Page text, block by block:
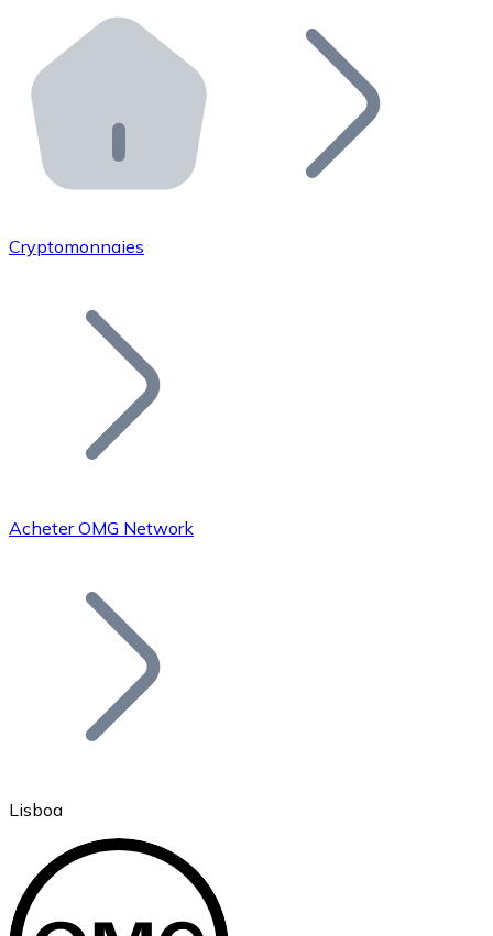
Distributeurs automatiques Bitnovo
Intégrez un ATM Bitnovo dans votre entreprise et
API Bitnovo
Intégrez notre API dans votre écosystème.
Rejoignez notre réseau de distributeurs et
Ajoutez le token de votre projet à notre service
Bitcoin
Ethereum
Cryptomonnaies
Acheter OMG Network
Lisboa